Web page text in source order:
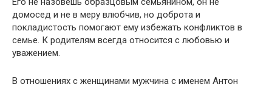
домосед и не в меру влюбчив, но доброта и
покладистость помогают ему избежать конфликтов в
семье. К родителям всегда относится с любовью и
уважением.
В отношениях с женщинами мужчина с именем Антон